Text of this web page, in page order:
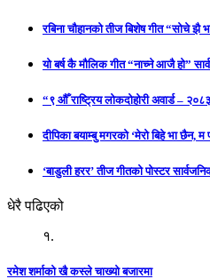
रबिना चौहानको तीज बिशेष गीत “सोचे झै
यो बर्ष कै मौलिक गीत “नाच्ने आजै हो”
“९ औँ राष्ट्रिय लोकदोहोरी अवार्ड –
दीपिका बयाम्बु मगरको ‘मेरो बिहे भा छैन,
‘बाडुली हरर’ तीज गीतको पोस्टर
धेरै पढिएको
१.
रमेश शर्माको खै कस्ले चाख्यो बजारमा